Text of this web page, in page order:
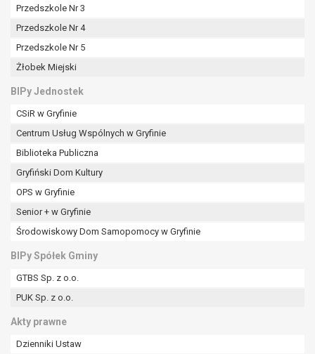
Przedszkole Nr 3
Przedszkole Nr 4
Przedszkole Nr 5
Żłobek Miejski
BIPy Jednostek
CSiR w Gryfinie
Centrum Usług Wspólnych w Gryfinie
Biblioteka Publiczna
Gryfiński Dom Kultury
OPS w Gryfinie
Senior + w Gryfinie
Środowiskowy Dom Samopomocy w Gryfinie
BIPy Spółek Gminy
GTBS Sp. z o.o.
PUK Sp. z o.o.
Akty prawne
Dzienniki Ustaw
Pani/Pana dane nie będą poddawane
zautomatyzowanemu podejmowaniu decyzji, w